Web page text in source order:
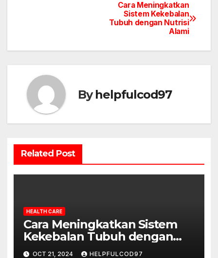
Cara Meningkatkan
Sistem Kekebalan
Tubuh dengan Nutrisi
Alami
Byhelpfulcod97
Related Post
HEALTH CARE
Cara Meningkatkan Sistem
Kekebalan Tubuh dengan
Nutrisi Alami
OCT 21, 2024 HELPFULCOD97